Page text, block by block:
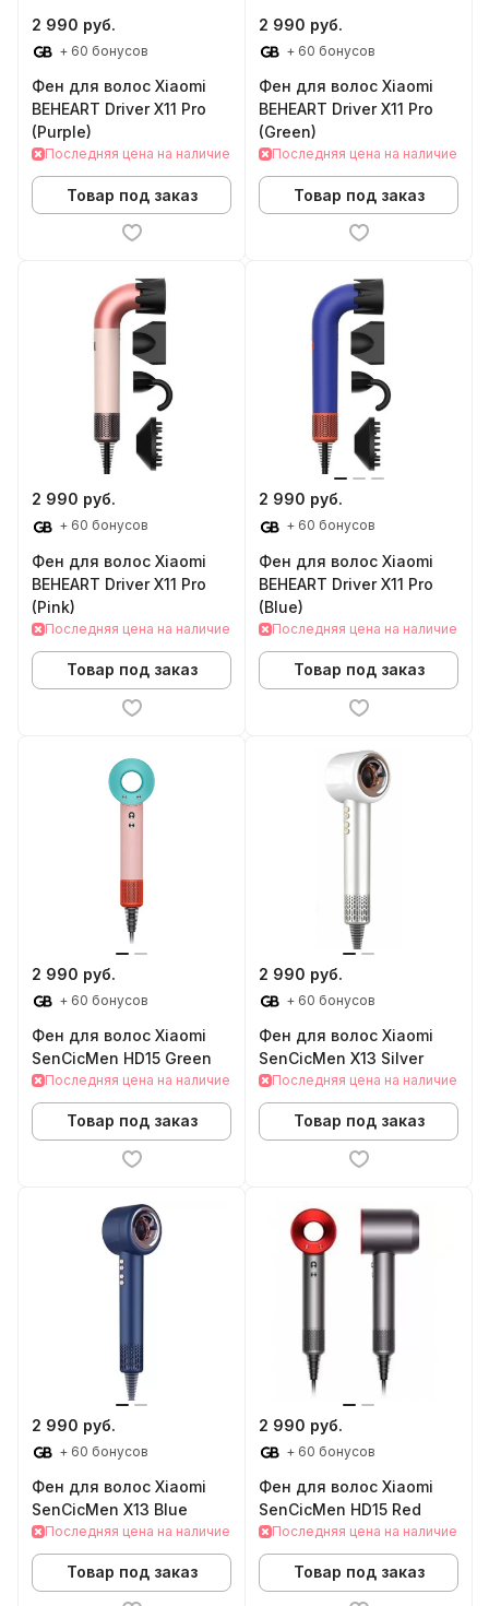
2 990 руб.
+ 60 бонусов
Фен для волос Xiaomi
BEHEART Driver X11 Pro
(Purple)
Последняя цена на наличие
Товар под заказ
2 990 руб.
+ 60 бонусов
Фен для волос Xiaomi
BEHEART Driver X11 Pro
(Green)
Последняя цена на наличие
Товар под заказ
2 990 руб.
+ 60 бонусов
Фен для волос Xiaomi
BEHEART Driver X11 Pro
(Pink)
Последняя цена на наличие
Товар под заказ
2 990 руб.
+ 60 бонусов
Фен для волос Xiaomi
BEHEART Driver X11 Pro
(Blue)
Последняя цена на наличие
Товар под заказ
2 990 руб.
+ 60 бонусов
Фен для волос Xiaomi
SenCicMen HD15 Green
Последняя цена на наличие
Товар под заказ
2 990 руб.
+ 60 бонусов
Фен для волос Xiaomi
SenCicMen X13 Silver
Последняя цена на наличие
Товар под заказ
2 990 руб.
+ 60 бонусов
Фен для волос Xiaomi
SenCicMen X13 Blue
Последняя цена на наличие
Товар под заказ
2 990 руб.
+ 60 бонусов
Фен для волос Xiaomi
SenCicMen HD15 Red
Последняя цена на наличие
Товар под заказ